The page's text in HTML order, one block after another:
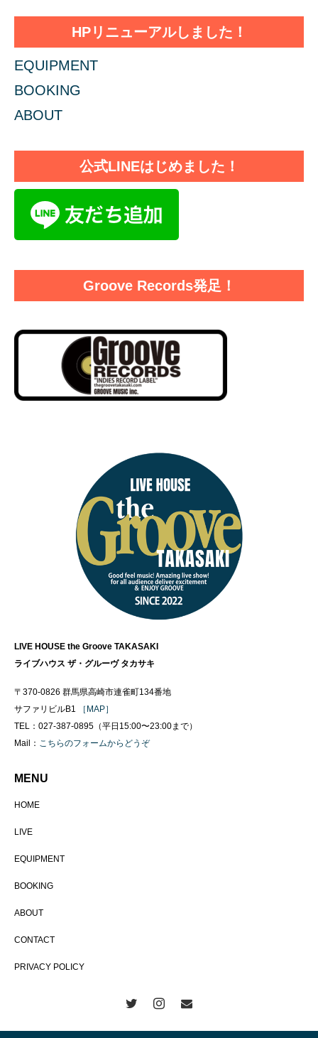
HPリニューアルしました！
EQUIPMENT
BOOKING
ABOUT
公式LINEはじめました！
Groove Records発足！
LIVE HOUSE the Groove TAKASAKI
ライブハウス ザ・グルーヴ タカサキ
〒370-0826 群馬県高崎市連雀町134番地
サファリビルB1 ［MAP］
TEL：027-387-0895（平日15:00〜23:00まで）
Mail： こちらのフォームからどうぞ
MENU
HOME
LIVE
EQUIPMENT
BOOKING
ABOUT
CONTACT
PRIVACY POLICY